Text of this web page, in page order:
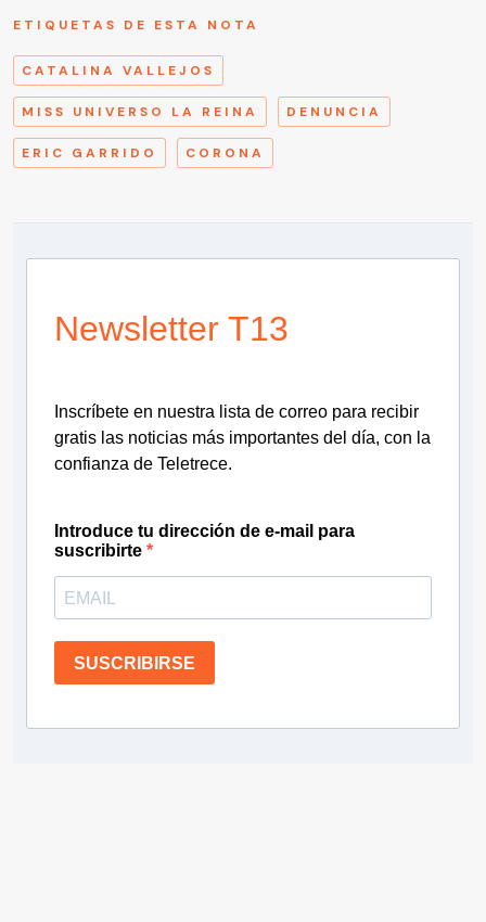
ETIQUETAS DE ESTA NOTA
CATALINA VALLEJOS
MISS UNIVERSO LA REINA DENUNCIA
ERIC GARRIDO CORONA
Newsletter T13
Inscríbete en nuestra lista de correo para recibir
gratis las noticias más importantes del día, con la
confianza de Teletrece.
Introduce tu dirección de e-mail para
suscribirte
SUSCRIBIRSE